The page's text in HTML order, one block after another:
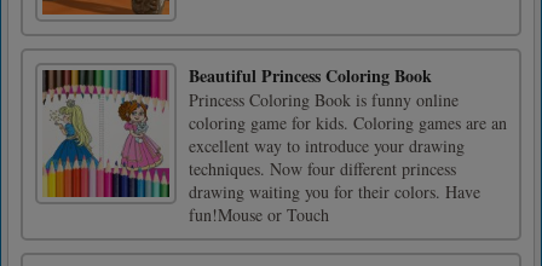
Beautiful Princess Coloring Book
Princess Coloring Book is funny online
coloring game for kids. Coloring games are an
excellent way to introduce your drawing
techniques. Now four different princess
drawing waiting you for their colors. Have
fun!Mouse or Touch